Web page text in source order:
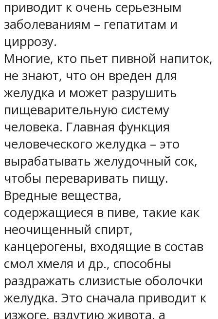
приводит к очень серьезным
заболеваниям – гепатитам и
циррозу.
Многие, кто пьет пивной напиток,
не знают, что он вреден для
желудка и может разрушить
пищеварительную систему
человека. Главная функция
человеческого желудка – это
вырабатывать желудочный сок,
чтобы переваривать пищу.
Вредные вещества,
содержащиеся в пиве, такие как
неочищенный спирт,
канцерогены, входящие в состав
смол хмеля и др., способны
раздражать слизистые оболочки
желудка. Это сначала приводит к
изжоге, вздутию живота, а